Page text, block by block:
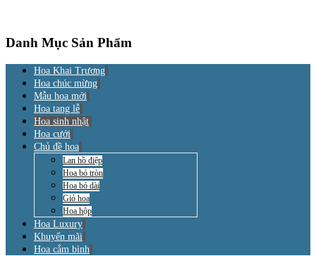
Danh Mục Sản Phẩm
Hoa Khai Trương
Hoa chúc mừng
Mẫu hoa mới
Hoa tang lễ
Hoa sinh nhật
Hoa cưới
Chủ đề hoa
Lan hồ điệp
Hoa bó tròn
Hoa bó dài
Giỏ hoa
Hoa hộp
Hoa Luxury
Khuyến mãi
Hoa cắm bình